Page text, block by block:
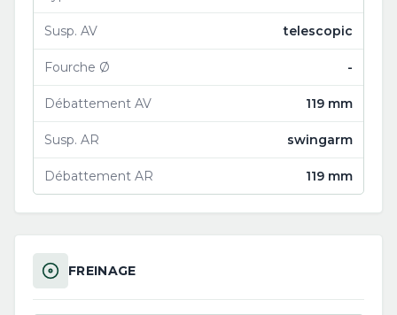
Susp. AV telescopic
Fourche Ø -
Débattement AV 119 mm
Susp. AR swingarm
Débattement AR 119 mm
FREINAGE